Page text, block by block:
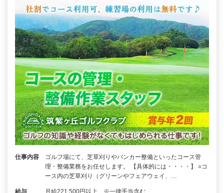
仕事内容
ゴルフ場にて、芝草刈りやバンカー整備といったコース管
理・整備業務をお任せします。 【具体的には・・・・】 ○コ
ース内の芝草刈り（グリーンやフェアウェイ、…
給与 月給221,500円以上 ※一律手当含む